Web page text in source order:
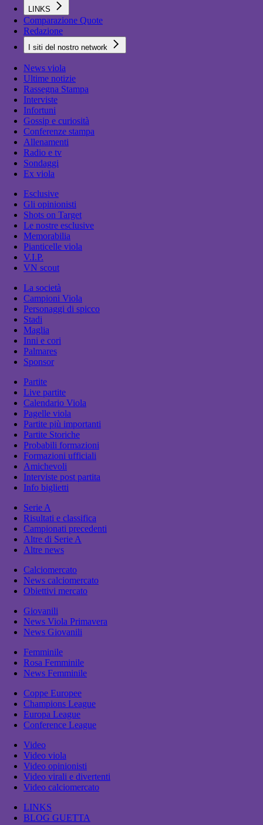
LINKS
Comparazione Quote
Redazione
I siti del nostro network
News viola
Ultime notizie
Rassegna Stampa
Interviste
Infortuni
Gossip e curiosità
Conferenze stampa
Allenamenti
Radio e tv
Sondaggi
Ex viola
Esclusive
Gli opinionisti
Shots on Target
Le nostre esclusive
Memorabilia
Pianticelle viola
V.I.P.
VN scout
La società
Campioni Viola
Personaggi di spicco
Stadi
Maglia
Inni e cori
Palmares
Sponsor
Partite
Live partite
Calendario Viola
Pagelle viola
Partite più importanti
Partite Storiche
Probabili formazioni
Formazioni ufficiali
Amichevoli
Interviste post partita
Info biglietti
Serie A
Risultati e classifica
Campionati precedenti
Altre di Serie A
Altre news
Calciomercato
News calciomercato
Obiettivi mercato
Giovanili
News Viola Primavera
News Giovanili
Femminile
Rosa Femminile
News Femminile
Coppe Europee
Champions League
Europa League
Conference League
Video
Video viola
Video opinionisti
Video virali e divertenti
Video calciomercato
LINKS
BLOG GUETTA